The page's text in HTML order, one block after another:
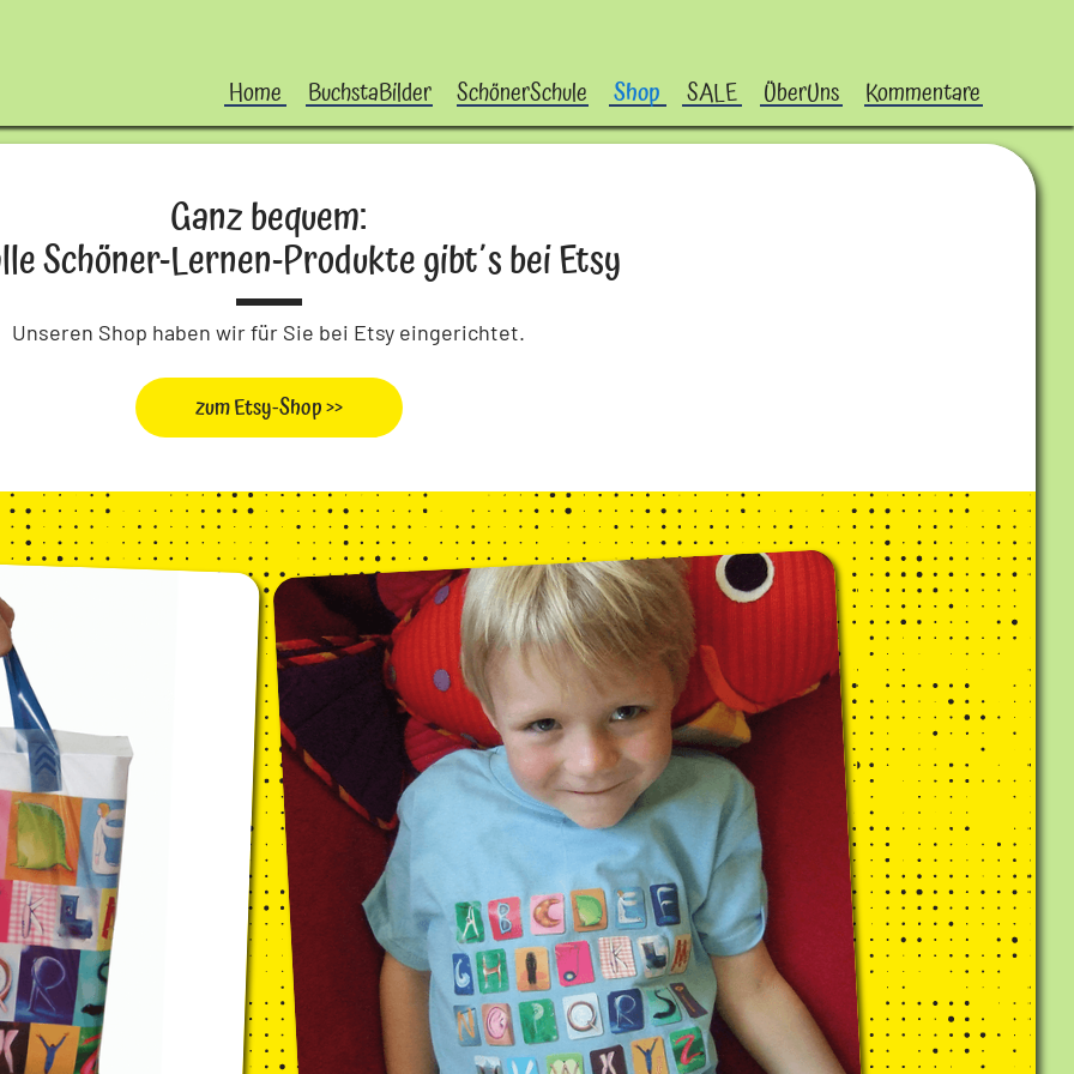
Home BuchstaBilder SchönerSchule Shop SALE ÜberUns Kommentare
Ganz bequem:
Schöner-Lernen-Produkte gibt´s bei Etsy
Unseren Shop haben wir für Sie bei Etsy eingerichtet.
zum Etsy-Shop >>